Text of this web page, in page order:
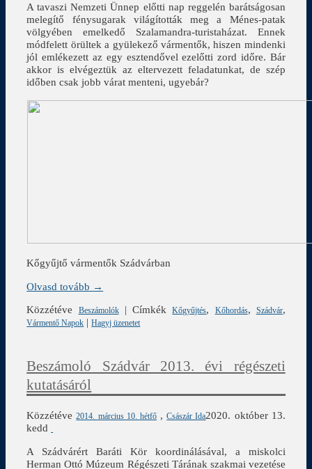
A tavaszi Nemzeti Ünnep előtti nap reggelén barátságosan
melegítő fénysugarak világították meg a Ménes-patak
völgyében emelkedő Szalamandra-turistaházat. Ennek
módfelett örültek a gyülekező vármentők, hiszen mindenki
jól emlékezett az egy esztendővel ezelőtti zord időre. Bár
akkor is elvégeztük az eltervezett feladatunkat, de szép
időben csak jobb várat menteni, ugyebár?
Kőgyűjtő vármentők Szádvárban
Olvasd tovább →
Közzétéve
Beszámolók|Címkék Kőgyűjtés, Kőhordás, Szádvár,
Vármentő Napok |Hagyj üzenetet
Beszámoló Szádvár 2013. évi régészeti
kutatásáról
Közzétéve2014. március 10. hétfő ,Császár Ida2020. október 13.
kedd
A Szádvárért Baráti Kör koordinálásával, a miskolci
Herman Ottó Múzeum Régészeti Tárának szakmai vezetése